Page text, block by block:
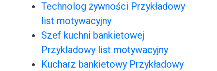
Technolog żywności Przykładowy
list motywacyjny
Szef kuchni bankietowej
Przykładowy list motywacyjny
Kucharz bankietowy Przykładowy